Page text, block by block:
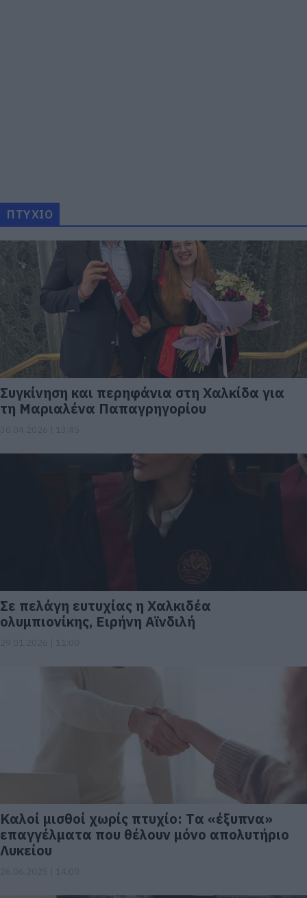
ΠΤΥΧΙΟ
Συγκίνηση και περηφάνια στη Χαλκίδα για
τη Μαριαλένα Παπαγρηγορίου
Σε πελάγη ευτυχίας η Χαλκιδέα
ολυμπιονίκης, Ειρήνη Αϊνδιλή
Καλοί μισθοί χωρίς πτυχίο: Tα «έξυπνα»
επαγγέλματα που θέλουν μόνο απολυτήριο
Λυκείου